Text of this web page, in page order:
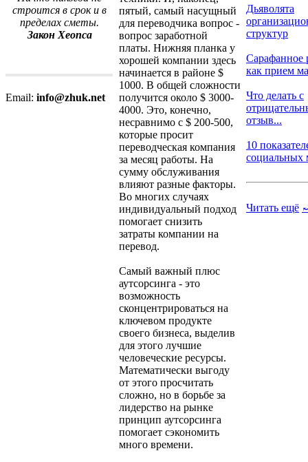
строится в срок и в
пределах сметы.
Закон Хеопса
Email: info@zhuk.net
пятый, самый насущный
для переводчика вопрос -
вопрос заработной
платы. Нижняя планка у
хорошей компании здесь
начинается в районе $
1000. В общей сложности
получится около $ 3000-
4000. Это, конечно,
несравнимо с $ 200-500,
которые просит
переводческая компания
за месяц работы. На
сумму обслуживания
влияют разные факторы.
Во многих случаях
индивидуальный подход
помогает снизить
затраты компании на
перевод.
Самый важный плюс
аутсорсинга - это
возможность
сконцентрироваться на
ключевом продукте
своего бизнеса, выделив
для этого лучшие
человеческие ресурсы.
Математически выгоду
от этого просчитать
сложно, но в борьбе за
лидерство на рынке
принцип аутсорсинга
помогает сэкономить
много времени.
Дьяволята
структур
Сарафанное
как прием
Что делать с
отзыв...
10
социальных
Читать ещё